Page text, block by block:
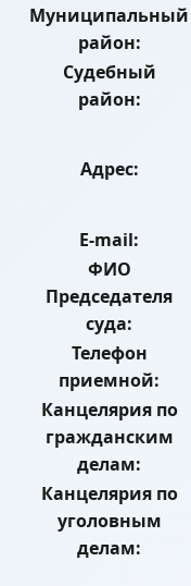
Муниципальный
район:
Судебный
район:
Адрес:
E-mail:
ФИО
Председателя
суда:
Телефон
приемной:
Канцелярия по
гражданским
делам:
Канцелярия по
уголовным
делам: